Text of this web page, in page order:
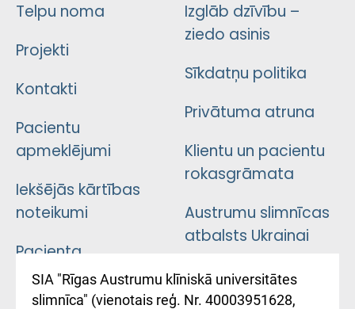
Telpu noma
Projekti
Kontakti
Pacientu
apmeklējumi
Iekšējās kārtības
noteikumi
Pacienta
atsauksmju/sūdzību
iesniegšanas
Izglāb dzīvību –
ziedo asinis
Sīkdatņu politika
Privātuma atruna
Klientu un pacientu
rokasgrāmata
Austrumu slimnīcas
atbalsts Ukrainai
Підтримка Східної
лікарні та співпраця з
SIA "Rīgas Austrumu klīniskā universitātes
slimnīca" (vienotais reģ. Nr. 40003951628,